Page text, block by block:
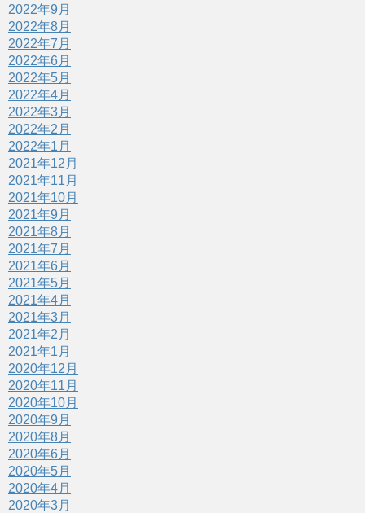
2022年9月
2022年8月
2022年7月
2022年6月
2022年5月
2022年4月
2022年3月
2022年2月
2022年1月
2021年12月
2021年11月
2021年10月
2021年9月
2021年8月
2021年7月
2021年6月
2021年5月
2021年4月
2021年3月
2021年2月
2021年1月
2020年12月
2020年11月
2020年10月
2020年9月
2020年8月
2020年6月
2020年5月
2020年4月
2020年3月